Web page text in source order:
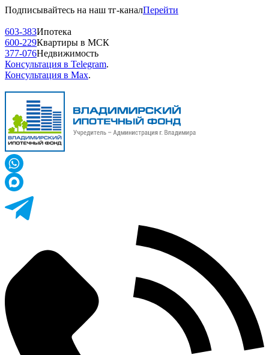
Подписывайтесь на наш тг-каналПерейти
603-383Ипотека
600-229Квартиры в МСК
377-076Недвижимость
Консультация в Telegram.
Консультация в Max.